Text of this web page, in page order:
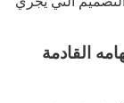
القادمة